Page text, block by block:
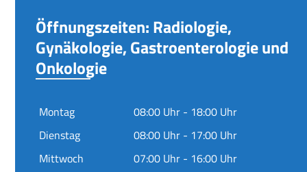
Öffnungszeiten: Radiologie,
Gynäkologie, Gastroenterologie und
Onkologie
Montag
08:00 Uhr - 18:00 Uhr
Dienstag
08:00 Uhr - 17:00 Uhr
Mittwoch
07:00 Uhr - 16:00 Uhr